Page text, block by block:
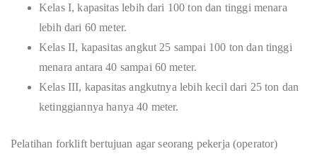
Kelas I, kapasitas lebih dari 100 ton dan tinggi menara
lebih dari 60 meter.
Kelas II, kapasitas angkut 25 sampai 100 ton dan tinggi
menara antara 40 sampai 60 meter.
Kelas III, kapasitas angkutnya lebih kecil dari 25 ton dan
ketinggiannya hanya 40 meter.
Pelatihan forklift bertujuan agar seorang pekerja (operator)